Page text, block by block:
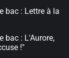
bac : Lettre à la
bac : L'Aurore,
!"